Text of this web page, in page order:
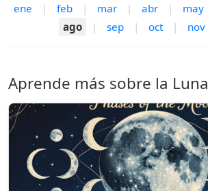
ene | feb | mar | abr | may
ago
| sep | oct | nov
Aprende más sobre la Luna